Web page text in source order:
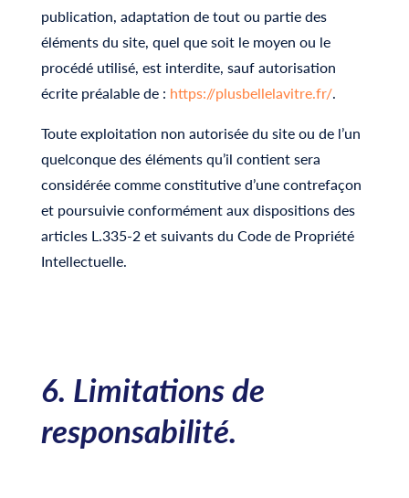
publication, adaptation de tout ou partie des
éléments du site, quel que soit le moyen ou le
procédé utilisé, est interdite, sauf autorisation
écrite préalable de : https://plusbellelavitre.fr/.
Toute exploitation non autorisée du site ou de l’un
quelconque des éléments qu’il contient sera
considérée comme constitutive d’une contrefaçon
et poursuivie conformément aux dispositions des
articles L.335-2 et suivants du Code de Propriété
Intellectuelle.
6. Limitations de
responsabilité.